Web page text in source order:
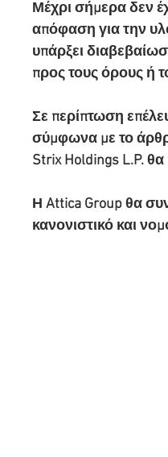
Μέχρι σήμερα δεν
απόφαση για την
υπάρξει
προς τους όρους ή
Σε περίπτωση
σύμφωνα με το
Strix Holdings L.P.
Η Attica Group θα
κανονιστικό και